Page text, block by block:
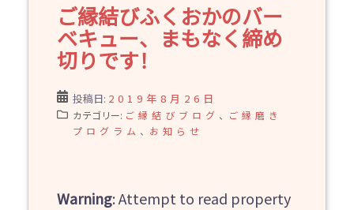
ご縁結びふくおかのバー
ベキュー、まもなく締め
切りです！
投稿日: 2019年8月26日
カテゴリー: ご縁結びブログ 、
ご縁磨き
プログラム 、 お知らせ
Warning: Attempt to read property